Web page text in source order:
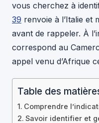
vous cherchez à
39 renvoie à l’Italie et
avant de rappeler. À
correspond au
appel venu d’Afrique
Table des
Comprendre
Savoir identifier et